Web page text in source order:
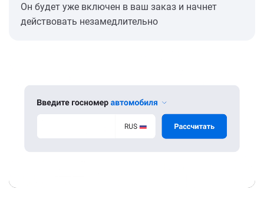
Он будет уже включен в ваш заказ и начнет
действовать незамедлительно